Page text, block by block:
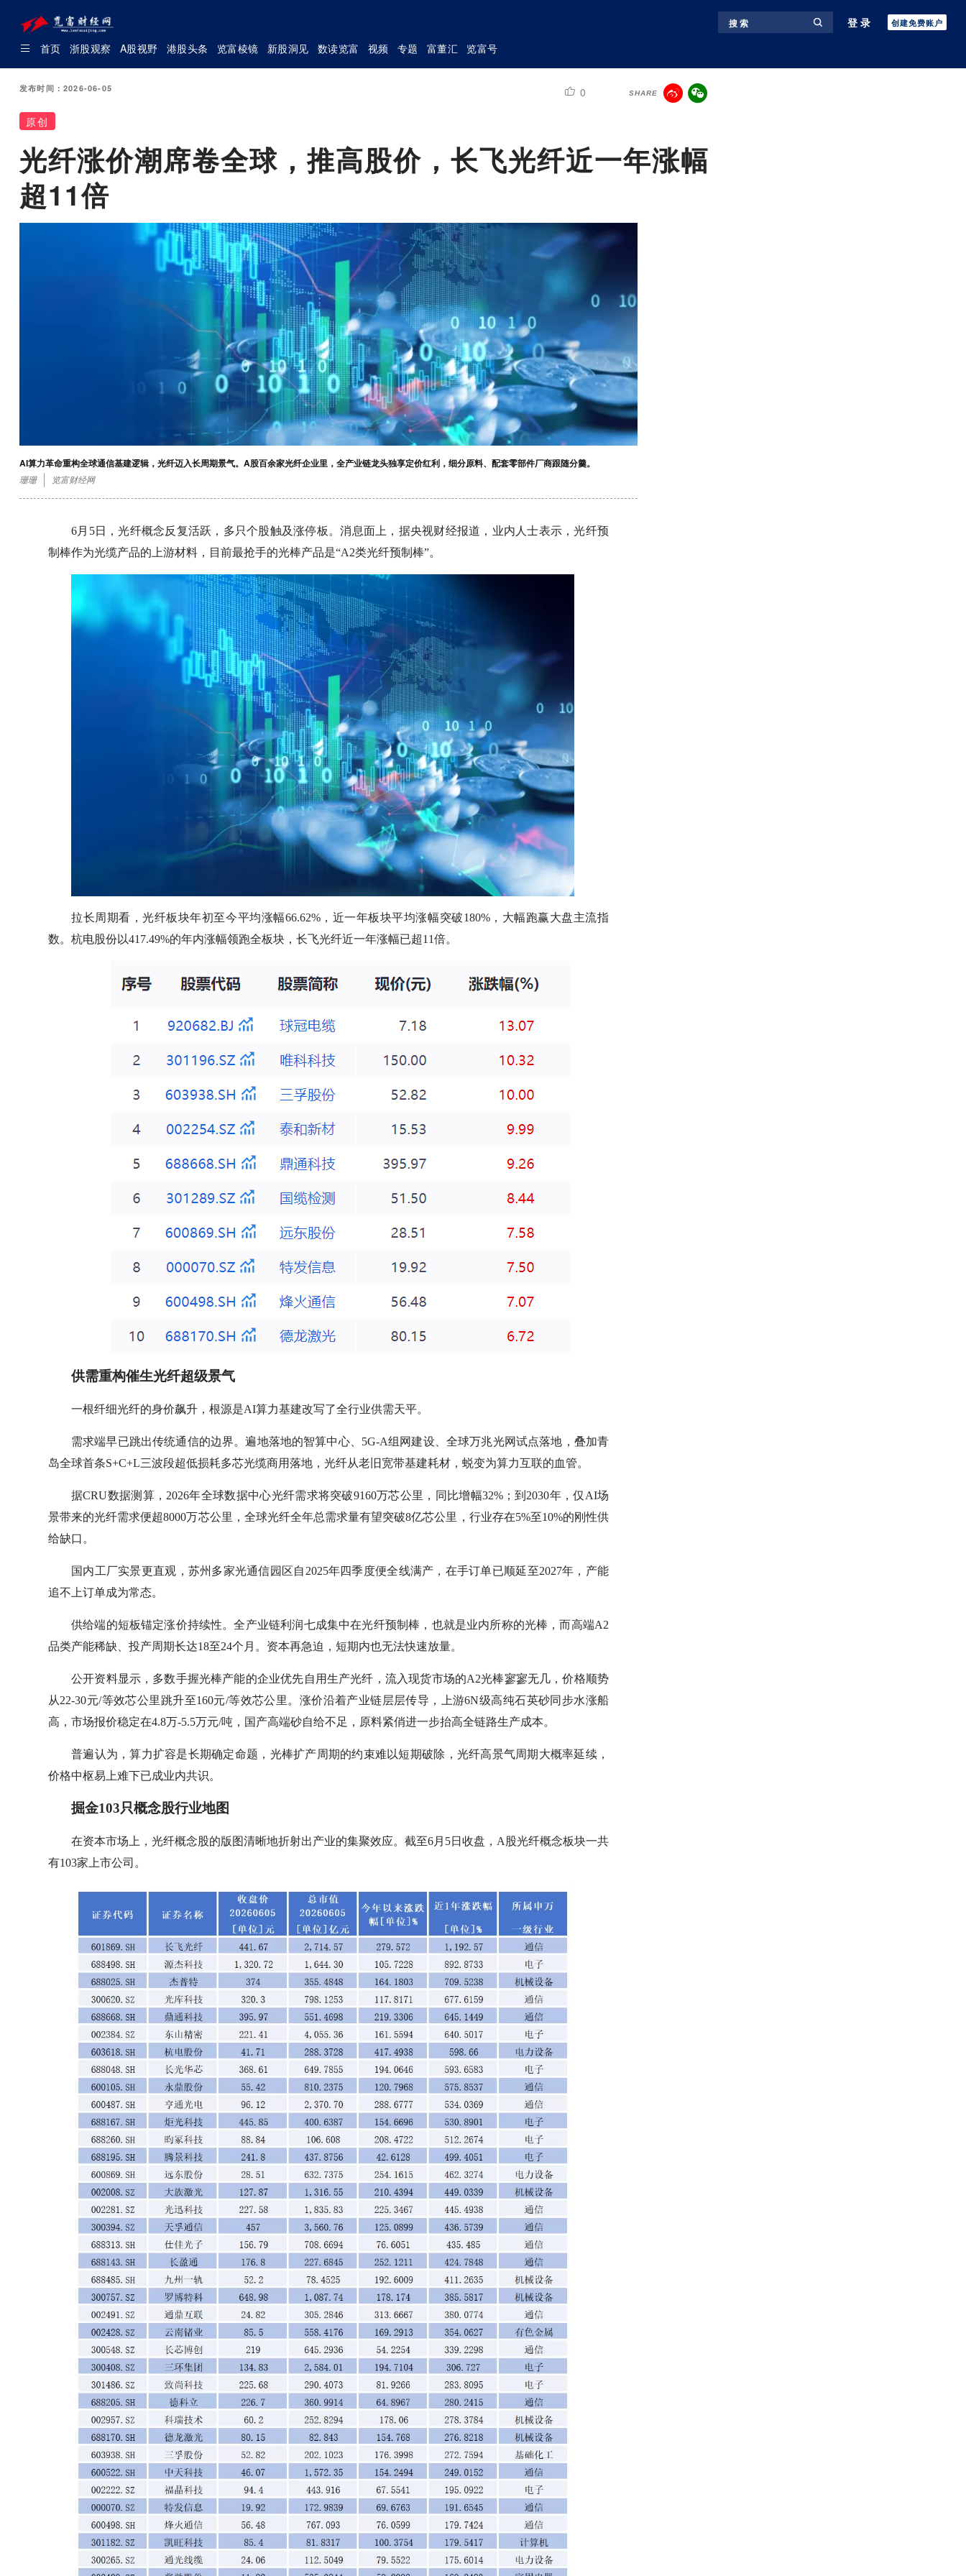
搜 索 登录 创建免费账户
首页 浙股观察 A股视野 港股头条 览富棱镜 新股洞见 数读览富 视频 专题 富董汇 览富号
发布时间：2026-06-05 0 SHARE
原创
光纤涨价潮席卷全球，推高股价，长飞光纤近一年涨幅
超11倍
AI算力革命重构全球通信基建逻辑，光纤迈入长周期景气。A股百余家光纤企业里，全产业链龙头独享定价红利，细分原料、配套零部件厂商跟随分羹。
珊珊 览富财经网
6月5日，光纤概念反复活跃，多只个股触及涨停板。消息面上，据央视财经报道，业内人士表示，光纤预
制棒作为光缆产品的上游材料，目前最抢手的光棒产品是“A2类光纤预制棒”。
拉长周期看，光纤板块年初至今平均涨幅66.62%，近一年板块平均涨幅突破180%，大幅跑赢大盘主流指
数。杭电股份以417.49%的年内涨幅领跑全板块，长飞光纤近一年涨幅已超11倍。
供需重构催生光纤超级景气
一根纤细光纤的身价飙升，根源是AI算力基建改写了全行业供需天平。
需求端早已跳出传统通信的边界。遍地落地的智算中心、5G-A组网建设、全球万兆光网试点落地，叠加青
岛全球首条S+C+L三波段超低损耗多芯光缆商用落地，光纤从老旧宽带基建耗材，蜕变为算力互联的血管。
据CRU数据测算，2026年全球数据中心光纤需求将突破9160万芯公里，同比增幅32%；到2030年，仅AI场
景带来的光纤需求便超8000万芯公里，全球光纤全年总需求量有望突破8亿芯公里，行业存在5%至10%的刚性供
给缺口。
国内工厂实景更直观，苏州多家光通信园区自2025年四季度便全线满产，在手订单已顺延至2027年，产能
追不上订单成为常态。
供给端的短板锚定涨价持续性。全产业链利润七成集中在光纤预制棒，也就是业内所称的光棒，而高端A2
品类产能稀缺、投产周期长达18至24个月。资本再急迫，短期内也无法快速放量。
公开资料显示，多数手握光棒产能的企业优先自用生产光纤，流入现货市场的A2光棒寥寥无几，价格顺势
从22-30元/等效芯公里跳升至160元/等效芯公里。涨价沿着产业链层层传导，上游6N级高纯石英砂同步水涨船
高，市场报价稳定在4.8万-5.5万元/吨，国产高端砂自给不足，原料紧俏进一步抬高全链路生产成本。
普遍认为，算力扩容是长期确定命题，光棒扩产周期的约束难以短期破除，光纤高景气周期大概率延续，
价格中枢易上难下已成业内共识。
掘金103只概念股行业地图
在资本市场上，光纤概念股的版图清晰地折射出产业的集聚效应。截至6月5日收盘，A股光纤概念板块一共
有103家上市公司。